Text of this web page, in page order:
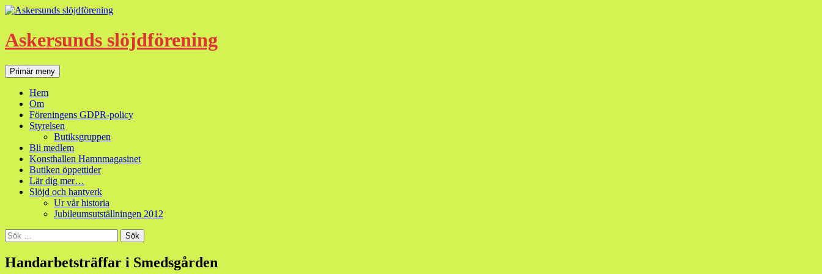
Hoppa
innehåll
Askersunds slöjdförening
SökPrimär meny
Hem
Om
Föreningens GDPR-policy
Styrelsen
Butiksgruppen
Bli medlem
Konsthallen Hamnmagasinet
Butiken öppettider
Lär dig mer…
Slöjd och hantverk
Ur vår historia
Jubileumsutställningen 2012
Sök
efter:
Handarbetsträffar i Smedsgården